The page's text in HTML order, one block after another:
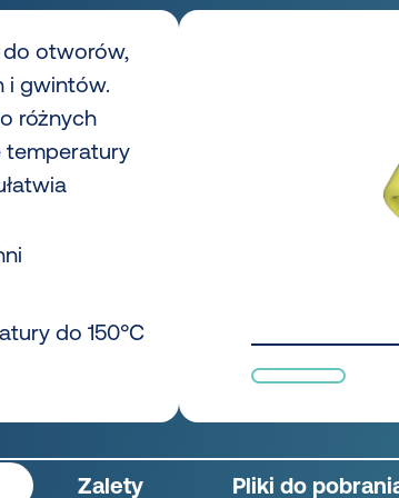
do otworów,
i gwintów.
różnych
temperatury
do 150°C
Zalety Pliki do